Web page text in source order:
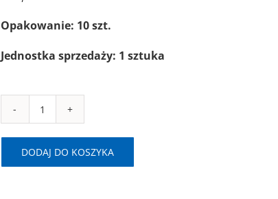
Opakowanie: 10 szt.
Jednostka sprzedaży: 1 sztuka
ilość
DS
Ø230x7,0x22,23
DODAJ DO KOSZYKA